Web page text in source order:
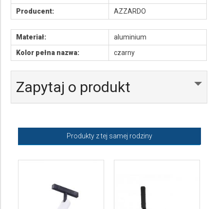
Producent:
AZZARDO
Materiał:
aluminium
Kolor pełna nazwa:
czarny
Zapytaj o produkt
Produkty z tej samej rodziny